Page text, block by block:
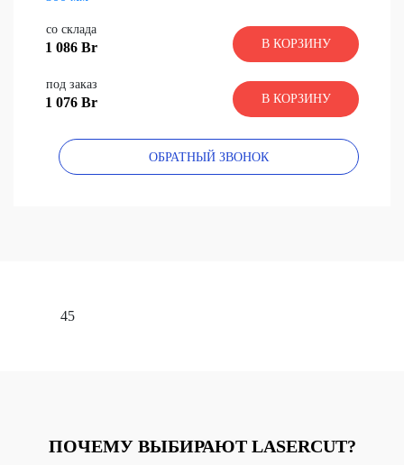
со склада
1 086 Br В КОРЗИНУ
под заказ
1 076 Br В КОРЗИНУ
ОБРАТНЫЙ ЗВОНОК
45
ПОЧЕМУ ВЫБИРАЮТ LASERCUT?